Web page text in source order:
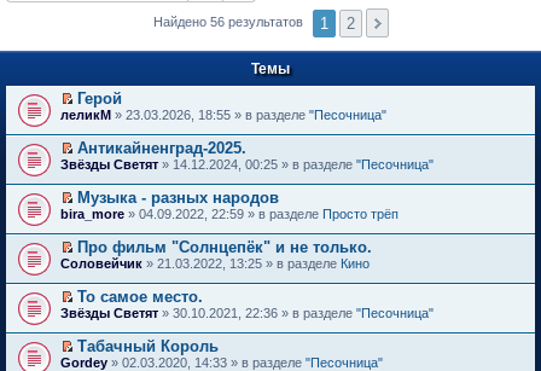
Найдено 56 результатов 1 2
Темы
П
р
е
й
т
и
к
е
р
в
о
м
у
е
п
Герой
леликМ » 23.03.2026, 18:55 » в разделе "Песочница"
П
р
е
й
т
и
к
е
р
в
о
м
у
Антикайненград-2025.
Звёзды Светят » 14.12.2024, 00:25 » в разделе "Песочница"
П
р
е
й
т
и
к
е
Музыка - разных народов
bira_more » 04.09.2022, 22:59 » в разделе Просто трёп
П
р
й
т
и
к
Про фильм "Солнцепёк" и не только.
Соловейчик » 21.03.2022, 13:25 » в разделе Кино
П
р
й
То самое место.
Звёзды Светят » 30.10.2021, 22:36 » в разделе "Песочница"
П
Табачный Король
Gordey » 02.03.2020, 14:33 » в разделе "Песочница"